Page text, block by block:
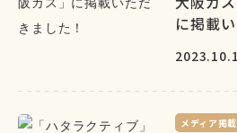
に掲載
メディア掲載